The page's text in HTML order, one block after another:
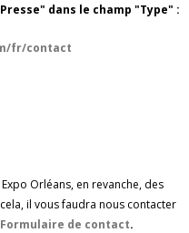
dans le champ "Type" :
fr/contact
Orléans, en revanche, des
il vous faudra nous contacter
Formulaire de contact.